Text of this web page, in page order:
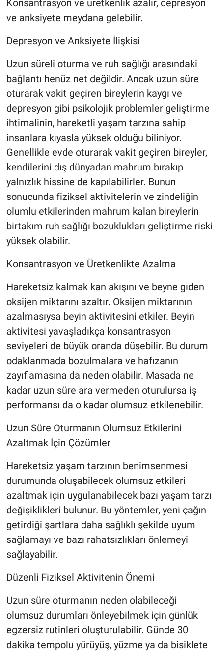
Konsantrasyon ve üretkenlik azalır, depresyon
ve anksiyete meydana gelebilir.
Depresyon ve Anksiyete İlişkisi
Uzun süreli oturma ve ruh sağlığı arasındaki
bağlantı henüz net değildir. Ancak uzun süre
oturarak vakit geçiren bireylerin kaygı ve
depresyon gibi psikolojik problemler geliştirme
ihtimalinin, hareketli yaşam tarzına sahip
insanlara kıyasla yüksek olduğu biliniyor.
Genellikle evde oturarak vakit geçiren bireyler,
kendilerini dış dünyadan mahrum bırakıp
yalnızlık hissine de kapılabilirler. Bunun
sonucunda fiziksel aktivitelerin ve zindeliğin
olumlu etkilerinden mahrum kalan bireylerin
birtakım ruh sağlığı bozuklukları geliştirme riski
yüksek olabilir.
Konsantrasyon ve Üretkenlikte Azalma
Hareketsiz kalmak kan akışını ve beyne giden
oksijen miktarını azaltır. Oksijen miktarının
azalmasıysa beyin aktivitesini etkiler. Beyin
aktivitesi yavaşladıkça konsantrasyon
seviyeleri de büyük oranda düşebilir. Bu durum
odaklanmada bozulmalara ve hafızanın
zayıflamasına da neden olabilir. Masada ne
kadar uzun süre ara vermeden oturulursa iş
performansı da o kadar olumsuz etkilenebilir.
Uzun Süre Oturmanın Olumsuz Etkilerini
Azaltmak İçin Çözümler
Hareketsiz yaşam tarzının benimsenmesi
durumunda oluşabilecek olumsuz etkileri
azaltmak için uygulanabilecek bazı yaşam tarzı
değişiklikleri bulunur. Bu yöntemler, yeni çağın
getirdiği şartlara daha sağlıklı şekilde uyum
sağlamayı ve bazı rahatsızlıkları önlemeyi
sağlayabilir.
Düzenli Fiziksel Aktivitenin Önemi
Uzun süre oturmanın neden olabileceği
olumsuz durumları önleyebilmek için günlük
egzersiz rutinleri oluşturulabilir. Günde 30
dakika tempolu yürüyüş, yüzme ya da bisiklete